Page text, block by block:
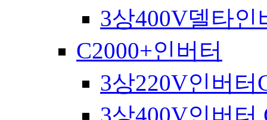
3상400V델타인
C2000+인버터
3상220V인버터